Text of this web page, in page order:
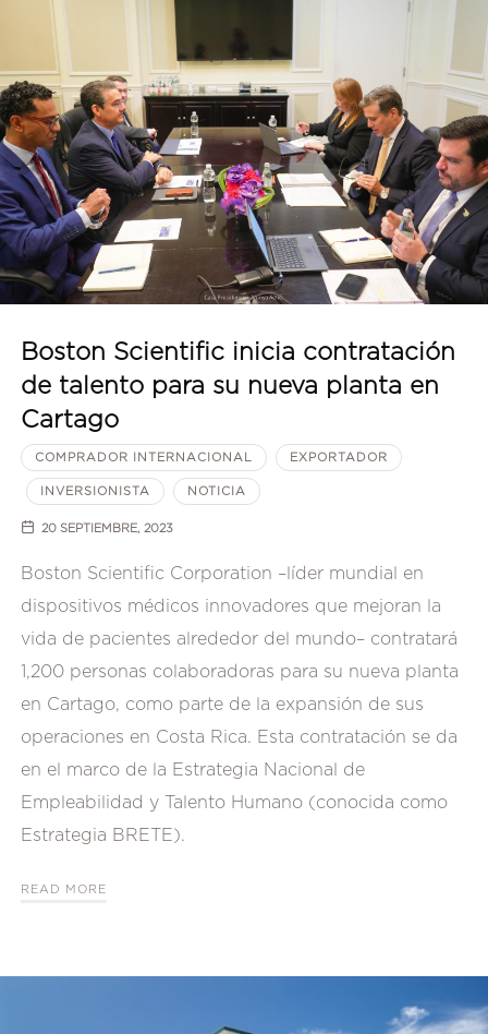
Boston Scientific inicia contratación
de talento para su nueva planta en
Cartago
COMPRADOR INTERNACIONAL EXPORTADOR
INVERSIONISTA NOTICIA
20 SEPTIEMBRE, 2023
Boston Scientific Corporation –líder mundial en
dispositivos médicos innovadores que mejoran la
vida de pacientes alrededor del mundo– contratará
1,200 personas colaboradoras para su nueva planta
en Cartago, como parte de la expansión de sus
operaciones en Costa Rica. Esta contratación se da
en el marco de la Estrategia Nacional de
Empleabilidad y Talento Humano (conocida como
Estrategia BRETE).
READ MORE